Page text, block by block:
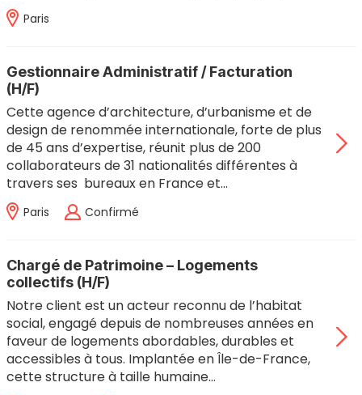
Paris
Gestionnaire Administratif / Facturation
(H/F)
Cette agence d’architecture, d’urbanisme et de
design de renommée internationale, forte de plus
de 45 ans d’expertise, réunit plus de 200
collaborateurs de 31 nationalités différentes à
travers ses bureaux en France et…
Paris Confirmé
Chargé de Patrimoine – Logements
collectifs (H/F)
Notre client est un acteur reconnu de l’habitat
social, engagé depuis de nombreuses années en
faveur de logements abordables, durables et
accessibles à tous. Implantée en Île-de-France,
cette structure à taille humaine…